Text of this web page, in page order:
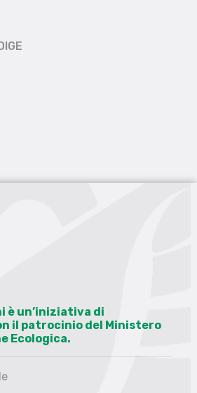
è un’iniziativa di
il patrocinio del Ministero
Ecologica.